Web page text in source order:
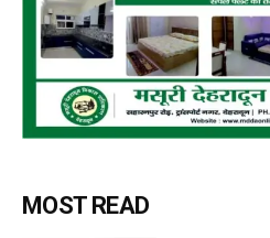
MOST READ